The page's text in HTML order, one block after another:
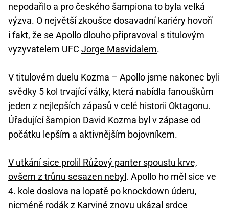
nepodařilo a pro českého šampiona to byla velká
výzva. O největší zkoušce dosavadní kariéry hovoří
i fakt, že se Apollo dlouho připravoval s titulovým
vyzyvatelem UFC Jorge Masvidalem.
V titulovém duelu Kozma – Apollo jsme nakonec byli
svědky 5 kol trvající války, která nabídla fanouškům
jeden z nejlepších zápasů v celé historii Oktagonu.
Úřadující šampion David Kozma byl v zápase od
počátku lepším a aktivnějším bojovníkem.
V utkání sice prolil Růžový panter spoustu krve,
ovšem z trůnu sesazen nebyl. Apollo ho měl sice ve
4. kole doslova na lopatě po knockdown úderu,
nicméně rodák z Karviné znovu ukázal srdce